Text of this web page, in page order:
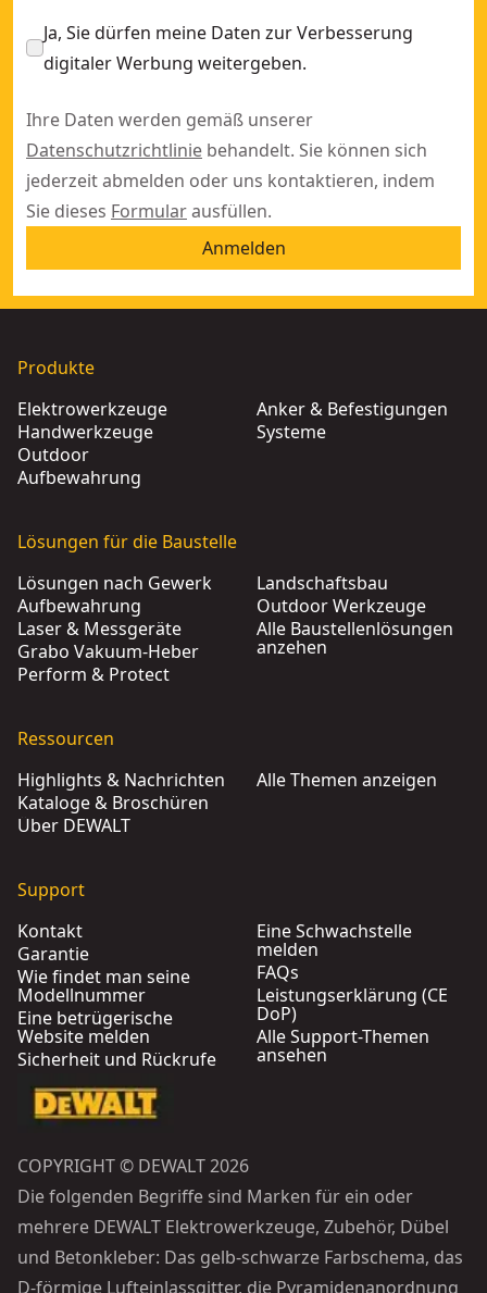
Ja, Sie dürfen meine Daten zur Verbesserung
digitaler Werbung weitergeben.
Ihre Daten werden gemäß unserer
Datenschutzrichtlinie behandelt. Sie können sich
jederzeit abmelden oder uns kontaktieren, indem
Sie dieses Formularausfüllen.
Anmelden
Produkte
Elektrowerkzeuge
Handwerkzeuge
Outdoor
Aufbewahrung
Anker & Befestigungen
Systeme
Lösungen für die Baustelle
Lösungen nach Gewerk
Aufbewahrung
Laser & Messgeräte
Grabo Vakuum-Heber
Perform & Protect
Landschaftsbau
Outdoor Werkzeuge
Alle Baustellenlösungen
anzehen
Ressourcen
Highlights & Nachrichten
Kataloge & Broschüren
Über DEWALT
Alle Themen anzeigen
Support
Kontakt
Garantie
Wie findet man seine
Modellnummer
Eine betrügerische
Website melden
Sicherheit und Rückrufe
Eine Schwachstelle
melden
FAQs
Leistungserklärung (CE
DoP)
Alle Support-Themen
ansehen
COPYRIGHT © DEWALT 2026
Die folgenden Begriffe sind Marken für ein oder
mehrere DEWALT Elektrowerkzeuge, Zubehör, Dübel
und Betonkleber: Das gelb-schwarze Farbschema, das
D-förmige Lufteinlassgitter, die Pyramidenanordnung